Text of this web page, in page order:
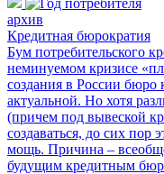
архив
Кредитная бюрократия
Бум потребительского
неминуемом кризисе
создания в России бюро
актуальной. Но хотя
(причем под вывеской
создаваться, до сих пор
мощь. Причина –
будущим кредитным